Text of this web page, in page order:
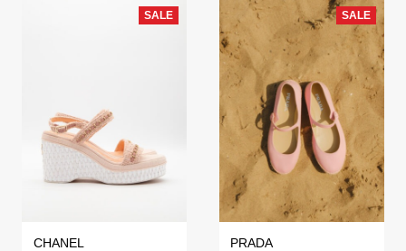
SALE
CHANEL
SALE
PRADA